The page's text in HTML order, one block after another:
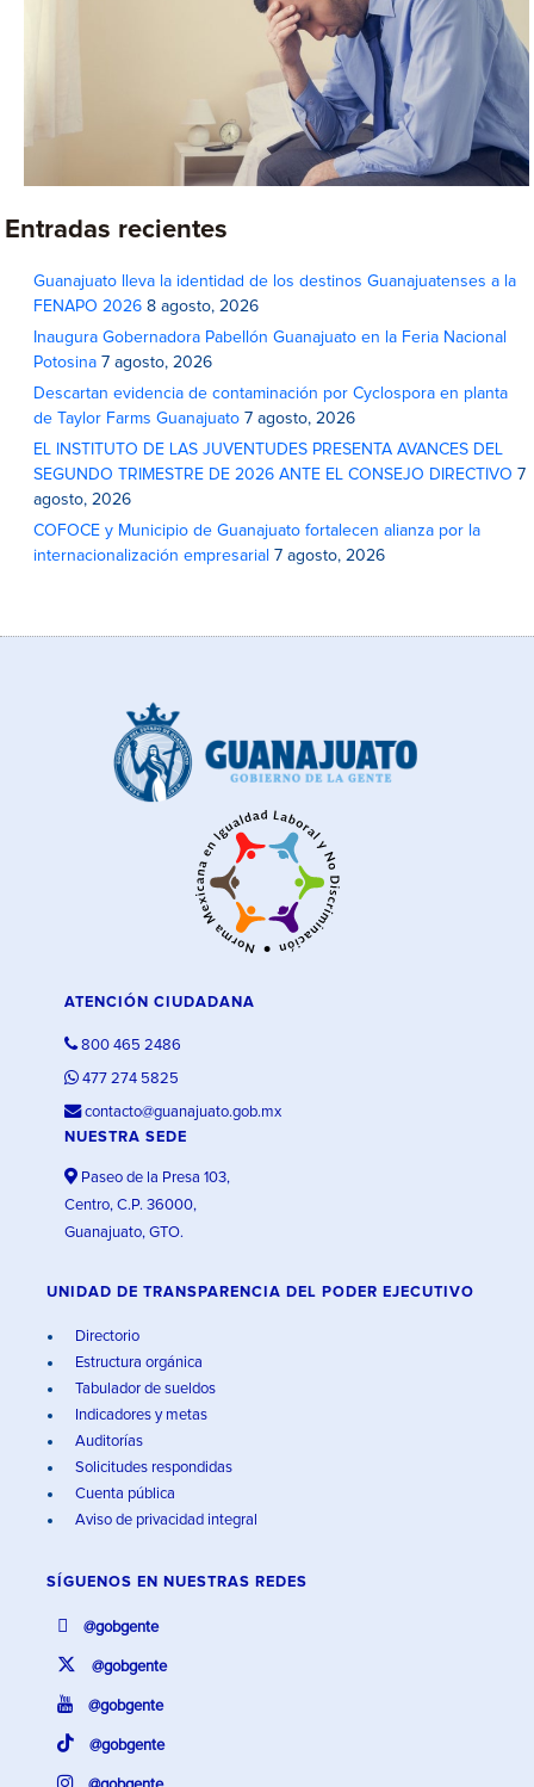
Entradas recientes
Guanajuato lleva la identidad de los destinos Guanajuatenses a la
FENAPO 2026 8 agosto, 2026
Inaugura Gobernadora Pabellón Guanajuato en la Feria Nacional
Potosina 7 agosto, 2026
Descartan evidencia de contaminación por Cyclospora en planta
de Taylor Farms Guanajuato 7 agosto, 2026
EL INSTITUTO DE LAS JUVENTUDES PRESENTA AVANCES DEL
SEGUNDO TRIMESTRE DE 2026 ANTE EL CONSEJO DIRECTIVO 7
agosto, 2026
COFOCE y Municipio de Guanajuato fortalecen alianza por la
internacionalización empresarial 7 agosto, 2026
ATENCIÓN CIUDADANA
800 465 2486
477 274 5825
contacto@guanajuato.gob.mx
NUESTRA SEDE
Paseo de la Presa 103,
Centro, C.P. 36000,
Guanajuato, GTO.
UNIDAD DE TRANSPARENCIA DEL PODER EJECUTIVO
Directorio
Estructura orgánica
Tabulador de sueldos
Indicadores y metas
Auditorías
Solicitudes respondidas
Cuenta pública
Aviso de privacidad integral
SÍGUENOS EN NUESTRAS REDES
@gobgente
@gobgente
@gobgente
@gobgente